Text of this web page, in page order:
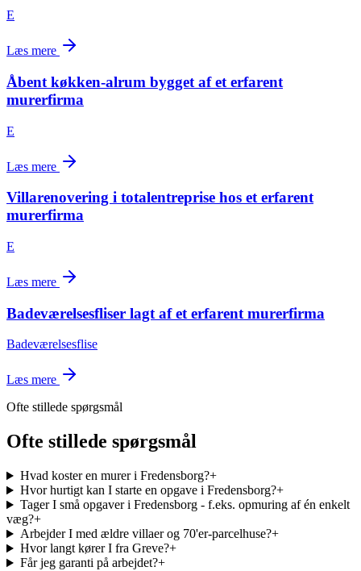
E
Læs mere
Åbent køkken-alrum bygget af et erfarent
murerfirma
E
Læs mere
Villarenovering i totalentreprise hos et erfarent
murerfirma
E
Læs mere
Badeværelsesfliser lagt af et erfarent murerfirma
Badeværelsesflise
Læs mere
Ofte stillede spørgsmål
Ofte stillede spørgsmål
Hvad koster en murer i Fredensborg?+
Hvor hurtigt kan I starte en opgave i Fredensborg?+
Tager I små opgaver i Fredensborg - f.eks. opmuring af én enkelt
væg?+
Arbejder I med ældre villaer og 70'er-parcelhuse?+
Hvor langt kører I fra Greve?+
Får jeg garanti på arbejdet?+